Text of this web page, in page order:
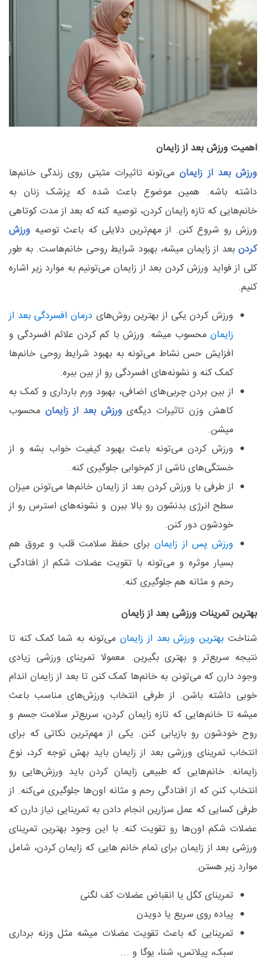
اهمیت ورزش بعد از زایمان
ورزش بعد از زایمانمی‌تونه تاثیرات مثبتی روی زندگی خانم‌ها
داشته باشه. همین موضوع باعث شده که پزشک زنان به
خانم‌هایی که تازه زایمان کردن، توصیه کنه که بعد از مدت کوتاهی
ورزش رو شروع کنن. از مهم‌ترین دلایلی که باعث توصیه ورزش
کردنبعد از زایمان میشه، بهبود شرایط روحی خانم‌هاست. به طور
کلی از فواید ورزش کردن بعد از زایمان می‌تونیم به موارد زیر اشاره
کنیم.
ورزش کردن یکی از بهترین روش‌های درمان افسردگی بعد از
زایمان محسوب میشه. ورزش با کم کردن علائم افسردگی و
افزایش حس نشاط می‌تونه به بهبود شرایط روحی خانم‌ها
کمک کنه و نشونه‌های افسردگی رو از بین ببره.
از بین بردن چربی‌های اضافی، بهبود ورم بارداری و کمک به
کاهش وزن تاثیرات دیگه‌یورزش بعد از زایمان محسوب
میشن.
ورزش کردن می‌تونه باعث بهبود کیفیت خواب بشه و از
خستگی‌های ناشی از کم‌خوابی جلوگیری کنه.
از طرفی با ورزش کردن بعد از زایمان خانم‌ها می‌تونن میزان
سطح انرژی بدنشون رو بالا ببرن و نشونه‌های استرس رو از
خودشون دور کنن.
ورزش پس از زایمان برای حفظ سلامت قلب و عروق هم
بسیار موثره و می‌تونه با تقویت عضلات شکم از افتادگی
رحم و مثانه هم جلوگیری کنه.
بهترین تمرینات ورزشی بعد از زایمان
شناخت بهترین ورزش بعد از زایمان می‌تونه به شما کمک کنه تا
نتیجه سریع‌تر و بهتری بگیرین. معمولا تمرینای ورزشی زیادی
وجود دارن که می‌تونن به خانم‌ها کمک کنن تا بعد از زایمان اندام
خوبی داشته باشن. از طرفی انتخاب ورزش‌های مناسب باعث
میشه تا خانم‌هایی که تازه زایمان کردن، سریع‌تر سلامت جسم و
روح خودشون رو بازیابی کنن. یکی از مهم‌ترین نکاتی که برای
انتخاب تمرینای ورزشی بعد از زایمان باید بهش توجه کرد، نوع
زایمانه. خانم‌هایی که طبیعی زایمان کردن باید ورزش‌هایی رو
انتخاب کنن که از افتادگی رحم و مثانه اون‌ها جلوگیری می‌کنه. از
طرفی کسایی که عمل سزارین انجام دادن به تمرینایی نیاز دارن که
عضلات شکم اون‌ها رو تقویت کنه. با این وجود بهترین تمرینای
ورزشی بعد از زایمان برای تمام خانم هایی که زایمان کردن، شامل
موارد زیر هستن.
تمرینای کگل یا انقباض عضلات کف لگنی
پیاده روی سریع یا دویدن
تمرینایی که باعث تقویت عضلات میشه مثل وزنه برداری
سبک، پیلاتس، شنا، یوگا و ...